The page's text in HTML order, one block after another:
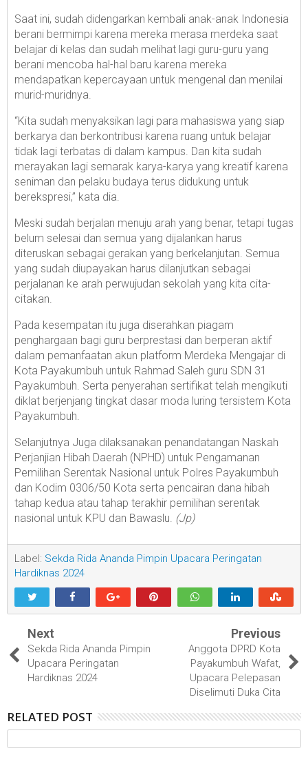
Saat ini, sudah didengarkan kembali anak-anak Indonesia
berani bermimpi karena mereka merasa merdeka saat
belajar di kelas dan sudah melihat lagi guru-guru yang
berani mencoba hal-hal baru karena mereka
mendapatkan kepercayaan untuk mengenal dan menilai
murid-muridnya.
“Kita sudah menyaksikan lagi para mahasiswa yang siap
berkarya dan berkontribusi karena ruang untuk belajar
tidak lagi terbatas di dalam kampus. Dan kita sudah
merayakan lagi semarak karya-karya yang kreatif karena
seniman dan pelaku budaya terus didukung untuk
berekspresi,” kata dia.
Meski sudah berjalan menuju arah yang benar, tetapi tugas
belum selesai dan semua yang dijalankan harus
diteruskan sebagai gerakan yang berkelanjutan. Semua
yang sudah diupayakan harus dilanjutkan sebagai
perjalanan ke arah perwujudan sekolah yang kita cita-
citakan.
Pada kesempatan itu juga diserahkan piagam
penghargaan bagi guru berprestasi dan berperan aktif
dalam pemanfaatan akun platform Merdeka Mengajar di
Kota Payakumbuh untuk Rahmad Saleh guru SDN 31
Payakumbuh. Serta penyerahan sertifikat telah mengikuti
diklat berjenjang tingkat dasar moda luring tersistem Kota
Payakumbuh.
Selanjutnya Juga dilaksanakan penandatangan Naskah
Perjanjian Hibah Daerah (NPHD) untuk Pengamanan
Pemilihan Serentak Nasional untuk Polres Payakumbuh
dan Kodim 0306/50 Kota serta pencairan dana hibah
tahap kedua atau tahap terakhir pemilihan serentak
nasional untuk KPU dan Bawaslu. (Jp)
Label: Sekda Rida Ananda Pimpin Upacara Peringatan
Hardiknas 2024
Next
Sekda Rida Ananda Pimpin
Upacara Peringatan
Hardiknas 2024
Previous
Anggota DPRD Kota
Payakumbuh Wafat,
Upacara Pelepasan
Diselimuti Duka Cita
RELATED POST